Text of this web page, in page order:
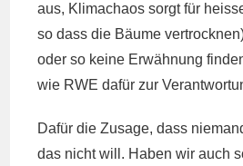
aus, Klimachaos sorgt für
so dass die Bäume
oder so keine Erwähnung
wie RWE dafür zur
Dafür die Zusage, dass
das nicht will. Haben wir auch